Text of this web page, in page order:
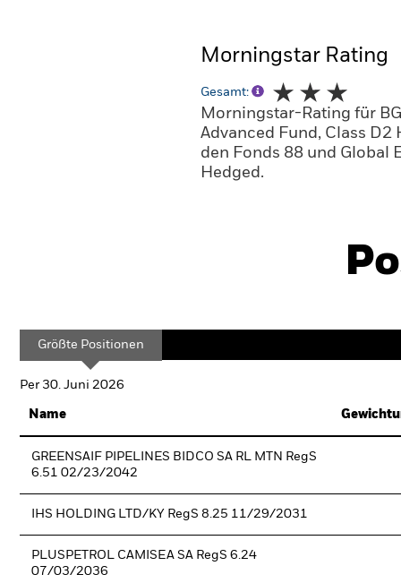
Morningstar Rating
Gesamt:
Morningstar-Rating für
Advanced Fund, Class
den Fonds 88 und Global
Hedged.
Größte Positionen
Per 30. Juni 2026
Name
GREENSAIF PIPELINES BIDCO SA RL MTN RegS
6.51 02/23/2042
IHS HOLDING LTD/KY RegS 8.25 11/29/2031
PLUSPETROL CAMISEA SA RegS 6.24
07/03/2036